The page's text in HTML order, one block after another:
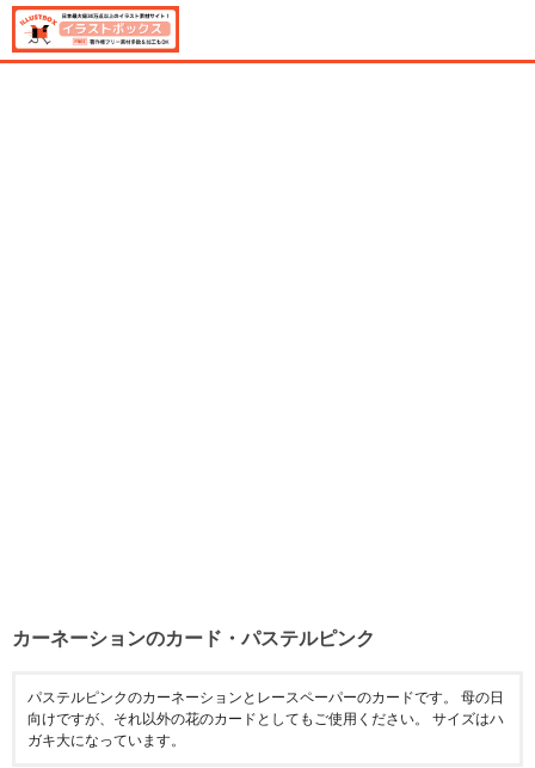
カーネーションのカード・パステルピンク
パステルピンクのカーネーションとレースペーパーのカードです。 母の日
向けですが、それ以外の花のカードとしてもご使用ください。 サイズはハ
ガキ大になっています。